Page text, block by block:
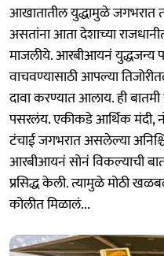
आखातातील युद्धामुळे जगभरात
असतांना आता देशाच्या
माजलीये. आरबीआयनं युद्धजन्य
वाचवण्यासाठी आपल्या
दावा करण्यात आलाय. ही
पसरलंय. एकीकडे आर्थिक मंदी,
टंचाई जगभरात असलेल्या
आरबीआयनं सोनं विकल्याची
प्रसिद्ध केली. त्यामुळे मोठी
कोलीत मिळालं...